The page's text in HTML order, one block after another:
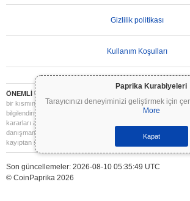
Paprika Kurabiyeleri
Tarayıcınızı deneyiminizi geliştirmek için
More
Kapat
Gizlilik politikası
Kullanım Koşulları
ÖNEMLİ UYARI:
bir kısmını veya tamamını kaybedebilirsiniz. Coinpaprika
bilgilendirme amaçlıdır ve finansal veya yatırım tavsiyesi niteliği
kararları almadan önce daima kendi araştırmanızı yapın
danışmana başvurun. Coinpaprika, bu bilgilerin kullanımından
kayıptan sorumlu değildir.
Son güncellemeler: 2026-08-10 05:35:49 UTC
© CoinPaprika 2026